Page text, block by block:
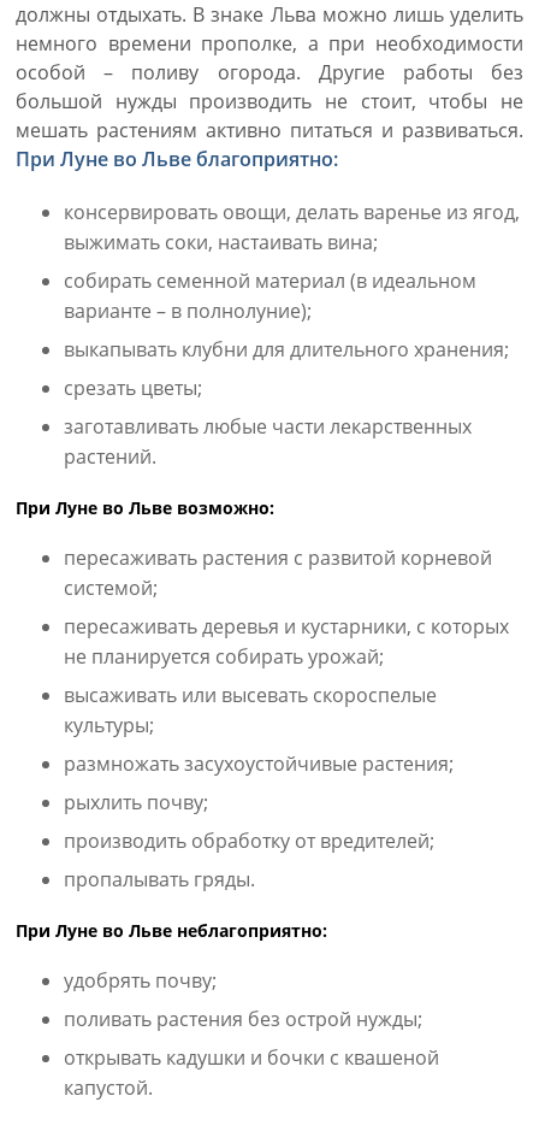
должны отдыхать. В знаке Льва можно лишь уделить
немного времени прополке, а при необходимости
особой – поливу огорода. Другие работы без
большой нужды производить не стоит, чтобы не
мешать растениям активно питаться и развиваться.
При Луне во Льве благоприятно:
консервировать овощи, делать варенье из ягод,
выжимать соки, настаивать вина;
собирать семенной материал (в идеальном
варианте – в полнолуние);
выкапывать клубни для длительного хранения;
срезать цветы;
заготавливать любые части лекарственных
растений.
При Луне во Льве возможно:
пересаживать растения с развитой корневой
системой;
пересаживать деревья и кустарники, с которых
не планируется собирать урожай;
высаживать или высевать скороспелые
культуры;
размножать засухоустойчивые растения;
рыхлить почву;
производить обработку от вредителей;
пропалывать гряды.
При Луне во Льве неблагоприятно:
удобрять почву;
поливать растения без острой нужды;
открывать кадушки и бочки с квашеной
капустой.